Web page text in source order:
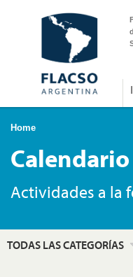
Home
Calendario
Actividades a la
TODAS LAS CATEGORÍAS